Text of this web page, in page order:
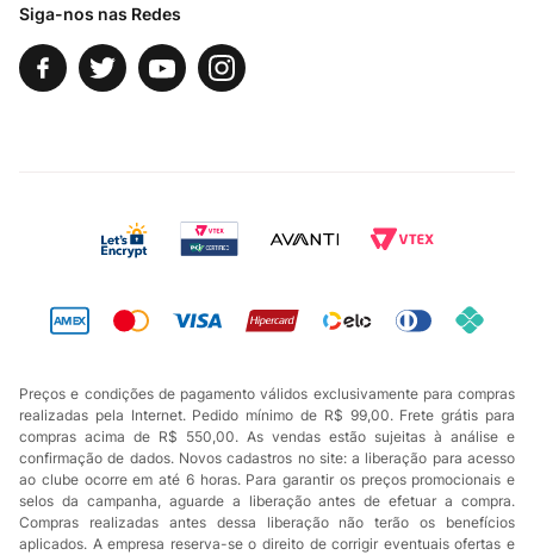
Siga-nos nas Redes
Preços e condições de pagamento válidos exclusivamente para compras
realizadas pela Internet. Pedido mínimo de R$ 99,00. Frete grátis para
compras acima de R$ 550,00. As vendas estão sujeitas à análise e
confirmação de dados. Novos cadastros no site: a liberação para acesso
ao clube ocorre em até 6 horas. Para garantir os preços promocionais e
selos da campanha, aguarde a liberação antes de efetuar a compra.
Compras realizadas antes dessa liberação não terão os benefícios
aplicados. A empresa reserva-se o direito de corrigir eventuais ofertas e